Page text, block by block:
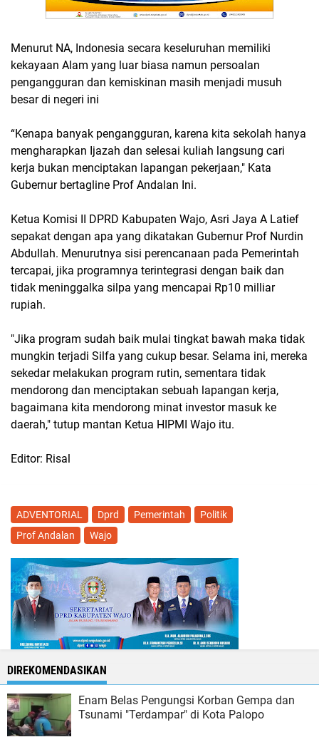
Menurut NA, Indonesia secara keseluruhan memiliki
kekayaan Alam yang luar biasa namun persoalan
pengangguran dan kemiskinan masih menjadi musuh
besar di negeri ini
“Kenapa banyak pengangguran, karena kita sekolah hanya
mengharapkan Ijazah dan selesai kuliah langsung cari
kerja bukan menciptakan lapangan pekerjaan," Kata
Gubernur bertagline Prof Andalan Ini.
Ketua Komisi II DPRD Kabupaten Wajo, Asri Jaya A Latief
sepakat dengan apa yang dikatakan Gubernur Prof Nurdin
Abdullah. Menurutnya sisi perencanaan pada Pemerintah
tercapai, jika programnya terintegrasi dengan baik dan
tidak meninggalka silpa yang mencapai Rp10 milliar
rupiah.
"Jika program sudah baik mulai tingkat bawah maka tidak
mungkin terjadi Silfa yang cukup besar. Selama ini, mereka
sekedar melakukan program rutin, sementara tidak
mendorong dan menciptakan sebuah lapangan kerja,
bagaimana kita mendorong minat investor masuk ke
daerah," tutup mantan Ketua HIPMI Wajo itu.
Editor: Risal
ADVENTORIAL Dprd Pemerintah
Politik
Prof Andalan
Wajo
DIREKOMENDASIKAN
Enam Belas Pengungsi Korban Gempa dan
Tsunami "Terdampar" di Kota Palopo